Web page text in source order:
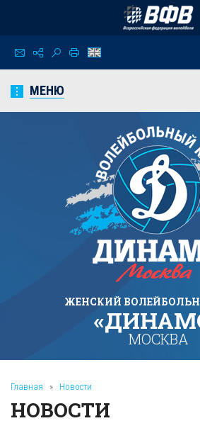
МЕНЮ
ЖЕНСКИЙ
МОСКВА
Главная » Новости
НОВОСТИ